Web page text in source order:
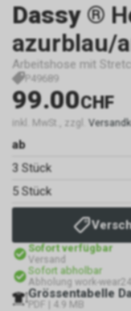
Dassy ®
azurblau/
Arbeitshose mit
P49689
99.00CHF
inkl. MwSt., zzgl.
ab
3 Stück
5 Stück
Sofort verfügbar
Versand
Sofort abholbar
Abholung work-
Grössentabelle
PDF | 4.9 MB